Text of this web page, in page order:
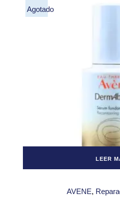
Agotado
LEER
AVENE